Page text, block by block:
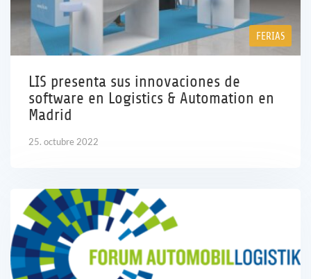
Empresa
Referencias
Noticias
FERIAS
LIS presenta sus innovaciones de
software en Logistics & Automation en
Madrid
25. octubre 2022